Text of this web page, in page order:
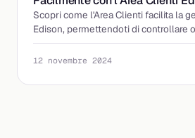
Scopri come l'Area Clienti facilita la
Edison, permettendoti di controllare
luce e gas e i consumi.
12 novembre 2024